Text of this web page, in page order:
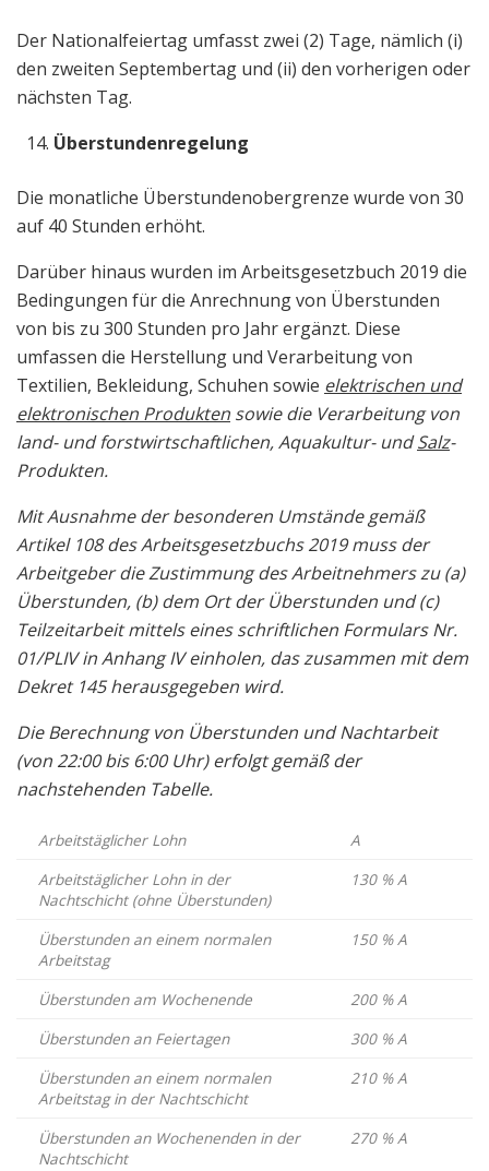
Der Nationalfeiertag umfasst zwei (2) Tage, nämlich (i)
den zweiten Septembertag und (ii) den vorherigen oder
nächsten Tag.
Überstundenregelung
Die monatliche Überstundenobergrenze wurde von 30
auf 40 Stunden erhöht.
Darüber hinaus wurden im Arbeitsgesetzbuch 2019 die
Bedingungen für die Anrechnung von Überstunden
von bis zu 300 Stunden pro Jahr ergänzt. Diese
umfassen die Herstellung und Verarbeitung von
Textilien, Bekleidung, Schuhen sowie elektrischen und
elektronischen Produkten sowie die Verarbeitung von
land- und forstwirtschaftlichen, Aquakultur- undSalz-
Produkten.
Mit Ausnahme der besonderen Umstände gemäß
Artikel 108 des Arbeitsgesetzbuchs 2019 muss der
Arbeitgeber die Zustimmung des Arbeitnehmers zu (a)
Überstunden, (b) dem Ort der Überstunden und (c)
Teilzeitarbeit mittels eines schriftlichen Formulars Nr.
01/PLIV in Anhang IV einholen, das zusammen mit dem
Dekret 145 herausgegeben wird.
Die Berechnung von Überstunden und Nachtarbeit
(von 22:00 bis 6:00 Uhr) erfolgt gemäß der
nachstehenden Tabelle.
Arbeitstäglicher Lohn
A
Arbeitstäglicher Lohn in der
Nachtschicht (ohne Überstunden)
130 % A
Überstunden an einem normalen
Arbeitstag
150 % A
Überstunden am Wochenende
200 % A
Überstunden an Feiertagen
300 % A
Überstunden an einem normalen
Arbeitstag in der Nachtschicht
210 % A
Überstunden an Wochenenden in der
Nachtschicht
270 % A